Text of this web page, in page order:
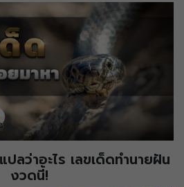
ปลว่าอะไร เลขเด็ดทำนายฝัน
งวดนี้!